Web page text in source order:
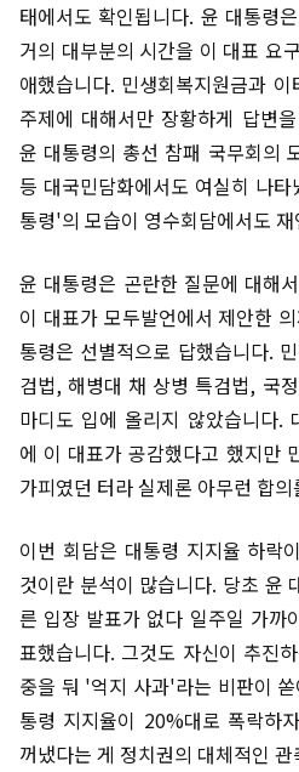
태에서도 확인됩니다. 윤 대통령
거의 대부분의 시간을 이 대표 요
애했습니다. 민생회복지원금과
주제에 대해서만 장황하게 답변
윤 대통령의 총선 참패 국무회의
등 대국민담화에서도 여실히 나
통령'의 모습이 영수회담에서도
윤 대통령은 곤란한 질문에 대해
이 대표가 모두발언에서 제안한
통령은 선별적으로 답했습니다.
검법, 해병대 채 상병 특검법, 국
마디도 입에 올리지 않았습니다.
에 이 대표가 공감했다고 했지만
가피였던 터라 실제론 아무런 합
이번 회담은 대통령 지지율 하락
것이란 분석이 많습니다. 당초 윤
른 입장 발표가 없다 일주일 가까
표했습니다. 그것도 자신이 추진
중을 둬 '억지 사과'라는 비판이
통령 지지율이 20%대로 폭락하
꺼냈다는 게 정치권의 대체적인 관